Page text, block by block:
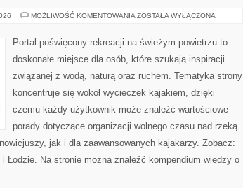
MOŻLIWOŚĆ KOMENTOWANIA ŻEGLARSTWO
ZOSTAŁA WYŁĄCZONA
Portal poświęcony rekreacji na świeżym powietrzu to
doskonałe miejsce dla osób, które szukają inspiracji
związanej z wodą, naturą oraz ruchem. Tematyka strony
koncentruje się wokół wycieczek kajakiem, dzięki
czemu każdy użytkownik może znaleźć wartościowe
porady dotyczące organizacji wolnego czasu nad rzeką.
jak i dla zaawansowanych kajakarzy. Zobacz:
Łodzie. Na stronie można znaleźć kompendium wiedzy o